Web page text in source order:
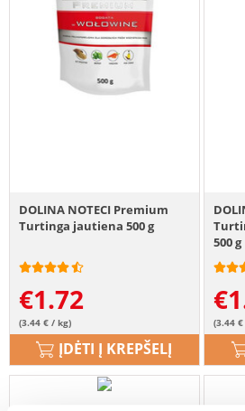
DOLINA NOTECI Premium
Turtinga jautiena 500 g
€1.72
(3.44 € / kg)
ĮDĖTI Į KREPŠELĮ
500 g
€
(3.44